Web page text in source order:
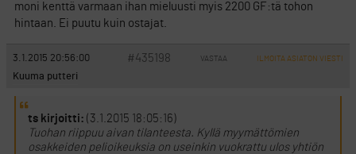
moni kenttä varmaan ihan mieluusti myis 2200 GF:tä tohon
hintaan. Ei puutu kuin ostajat.
3.1.2015 20:56:00 #435198 VASTAA ILMOITA ASIATON VIESTI
Kuuma putteri
ts kirjoitti: (3.1.2015 18:05:16)
Tuohan riippuu aivan tilanteesta. Kyllä myymättömien
osakkeiden pelioikeuksia on useinkin vuokrattu ulos yhtiön